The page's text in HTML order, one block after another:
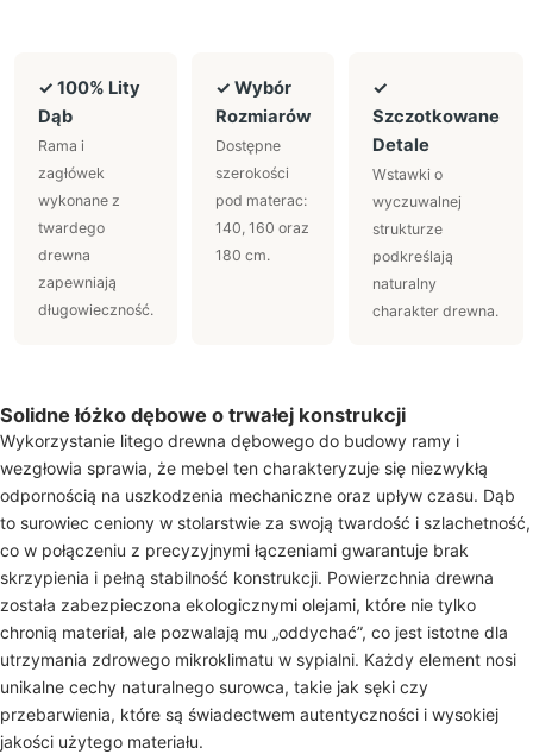
✓ 100% Lity
Dąb
Rama i
zagłówek
wykonane z
twardego
drewna
zapewniają
długowieczność.
✓ Wybór
Rozmiarów
Dostępne
szerokości
pod materac:
140, 160 oraz
180 cm.
✓
Szczotkowane
Detale
Wstawki o
wyczuwalnej
strukturze
podkreślają
naturalny
charakter drewna.
Solidne łóżko dębowe o trwałej konstrukcji
Wykorzystanie litego drewna dębowego do budowy ramy i
wezgłowia sprawia, że mebel ten charakteryzuje się niezwykłą
odpornością na uszkodzenia mechaniczne oraz upływ czasu. Dąb
to surowiec ceniony w stolarstwie za swoją twardość i szlachetność,
co w połączeniu z precyzyjnymi łączeniami gwarantuje brak
skrzypienia i pełną stabilność konstrukcji. Powierzchnia drewna
została zabezpieczona ekologicznymi olejami, które nie tylko
chronią materiał, ale pozwalają mu „oddychać”, co jest istotne dla
utrzymania zdrowego mikroklimatu w sypialni. Każdy element nosi
unikalne cechy naturalnego surowca, takie jak sęki czy
przebarwienia, które są świadectwem autentyczności i wysokiej
jakości użytego materiału.